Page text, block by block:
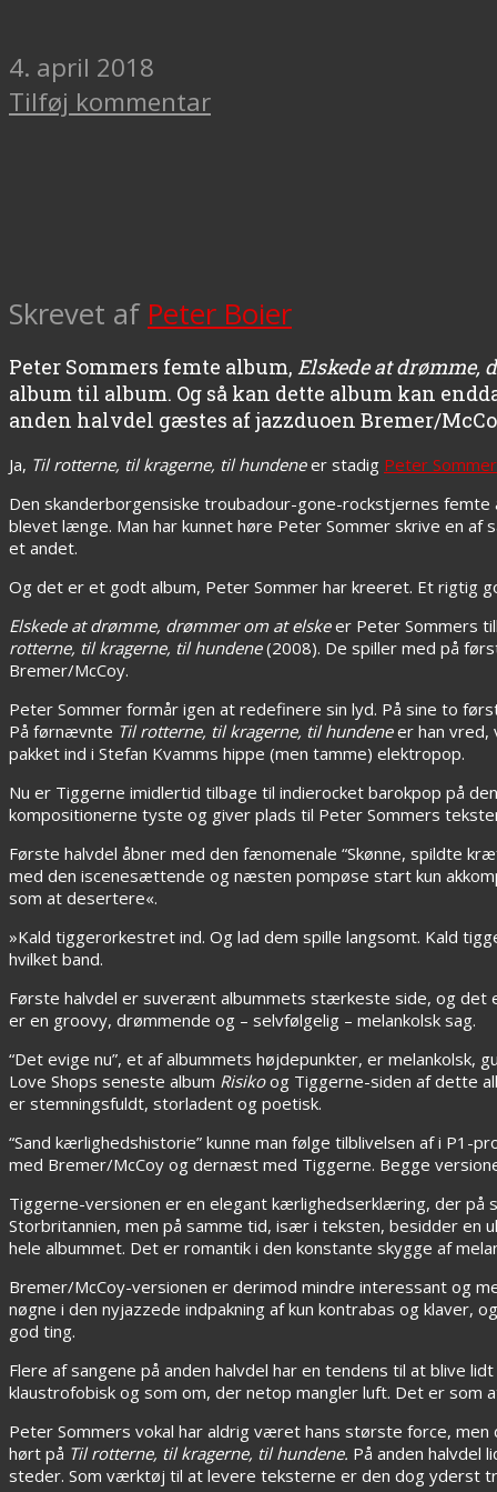
4. april 2018
Tilføj kommentar
Skrevet af Peter Boier
Peter Sommers femte album, Elskede at drømme,
album til album. Og så kan dette album kan
anden halvdel gæstes af jazzduoen Bremer/
Ja, Til rotterne, til kragerne, til hundeneer stadig Peter Sommer
Den skanderborgensiske troubadour-gone-rockstjernes
blevet længe. Man har kunnet høre Peter Sommer skrive en
et andet.
Og det er et godt album, Peter Sommer har kreeret. Et rigtig
Elskede at drømme, drømmer om at elskeer Peter Sommers
rotterne, til kragerne, til hundene(2008). De spiller med på
Bremer/McCoy.
Peter Sommer formår igen at redefinere sin lyd. På sine to
På førnævnte Til rotterne, til kragerne, til hundeneer han vred,
pakket ind i Stefan Kvamms hippe (men tamme) elektropop.
Nu er Tiggerne imidlertid tilbage til indierocket barokpop på
kompositionerne tyste og giver plads til Peter Sommers
Første halvdel åbner med den fænomenale “Skønne, spildte
med den iscenesættende og næsten pompøse start kun
som at desertere«.
»Kald tiggerorkestret ind. Og lad dem spille langsomt. Kald
hvilket band.
Første halvdel er suverænt albummets stærkeste side, og
er en groovy, drømmende og – selvfølgelig – melankolsk sag.
“Det evige nu”, et af albummets højdepunkter, er
Love Shops seneste album Risikoog Tiggerne-siden af dette
er stemningsfuldt, storladent og poetisk.
“Sand kærlighedshistorie” kunne man følge tilblivelsen af i
med Bremer/McCoy og dernæst med Tiggerne. Begge
Tiggerne-versionen er en elegant kærlighedserklæring, der på
Storbritannien, men på samme tid, især i teksten, besidder en
hele albummet. Det er romantik i den konstante skygge af
Bremer/McCoy-versionen er derimod mindre interessant og
nøgne i den nyjazzede indpakning af kun kontrabas og
god ting.
Flere af sangene på anden halvdel har en tendens til at blive
klaustrofobisk og som om, der netop mangler luft. Det er
Peter Sommers vokal har aldrig været hans største force,
hørt på Til rotterne, til kragerne, til hundene. På anden halvdel
steder. Som værktøj til at levere teksterne er den dog yderst